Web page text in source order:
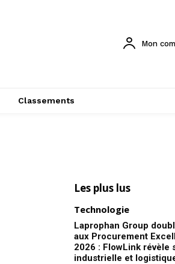
Mon
Classements
Les plus lus
Technologie
Laprophan Group
aux Procurement
2026 : FlowLink révèle
industrielle et